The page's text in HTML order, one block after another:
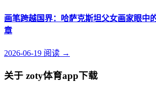
画笔跨越国界：哈萨克斯坦父女画家眼中
章
2026-06-19 阅读 →
关于 zoty体育app下载